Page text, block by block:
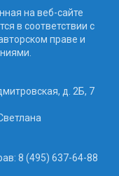
на веб-сайте
в соответствии с
праве и
д. 2Б, 7
8 (495) 637-64-88